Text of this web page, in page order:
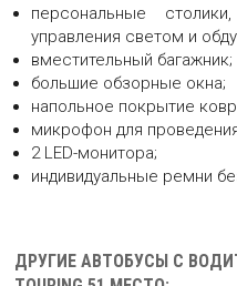
Большая картинка
АВТОБУС SCANIA TOURING 51 МЕСТО
Большая картинка
персональные
управления светом и
вместительный багажник;
большие обзорные окна;
напольное покрытие
микрофон для
2 LED-монитора;
индивидуальные ремни
ДРУГИЕ АВТОБУСЫ С
МЕСТ В АВТОБУСЕ:49
В НАШЕМ АВТОПАРКЕ:3
ГОД ВЫПУСКА:2019
МЕСТ В АВТОБУСЕ: 39
В НАШЕМ АВТОПАРКЕ:
ГОД ВЫПУСКА:2023
МЕСТ В АВТОБУСЕ:51
В НАШЕМ АВТОПАРКЕ: 8
ГОД ВЫПУСКА:2024-2026